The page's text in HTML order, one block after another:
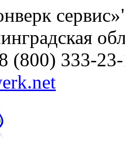
(800) 333-